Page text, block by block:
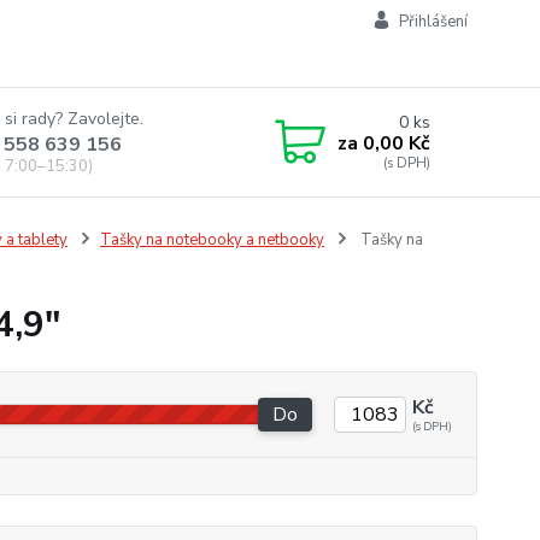
Přihlášení
rady? Zavolejte.
639 156
7:00–15:30)
0ks
za 0,00 Kč
a tablety Tašky na notebooky a netbooky
Tašky na
Do Kč